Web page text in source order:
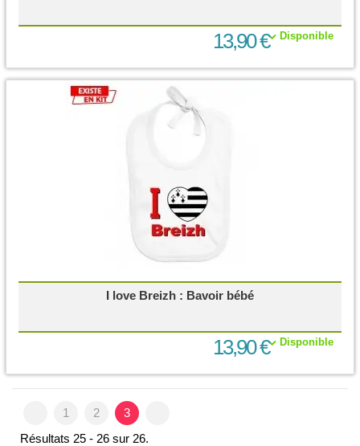
Disponible
13,90 €
I love Breizh : Bavoir bébé
Disponible
13,90 €
1 2
3
Résultats 25 - 26 sur 26.